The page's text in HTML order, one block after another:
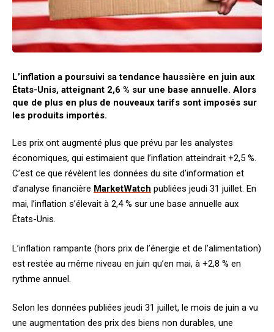
L’inflation a poursuivi sa tendance haussière en juin aux
États-Unis, atteignant 2,6 % sur une base annuelle. Alors
que de plus en plus de nouveaux tarifs sont imposés sur
les produits importés.
Les prix ont augmenté plus que prévu par les analystes
économiques, qui estimaient que l’inflation atteindrait +2,5 %.
C’est ce que révèlent les données du site d’information et
d’analyse financière MarketWatch publiées jeudi 31 juillet. En
mai, l’inflation s’élevait à 2,4 % sur une base annuelle aux
États-Unis.
L’inflation rampante (hors prix de l’énergie et de l’alimentation)
est restée au même niveau en juin qu’en mai, à +2,8 % en
rythme annuel.
Selon les données publiées jeudi 31 juillet, le mois de juin a vu
une augmentation des prix des biens non durables, une